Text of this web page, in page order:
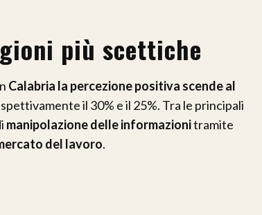
più scettiche
Calabria la percezione positiva scende al
il 30% e il 25%. Tra le principali
manipolazione delle informazionitramite
del lavoro.